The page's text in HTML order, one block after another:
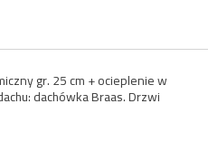
gr. 25 cm + ocieplenie w
dachówka Braas. Drzwi